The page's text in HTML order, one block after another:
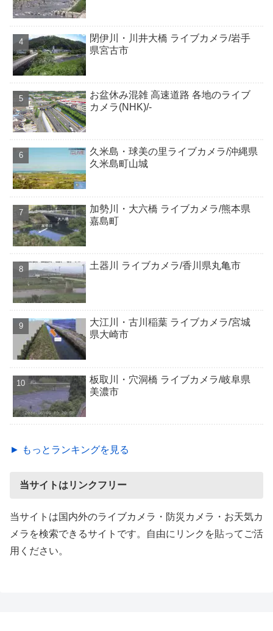
閉伊川・川井大橋 ライブカメラ/岩手
県宮古市
お盆休み混雑 高速道路 各地のライブ
カメラ(NHK)/-
久米島・球美の里ライブカメラ/沖縄県
久米島町山城
加勢川・大六橋 ライブカメラ/熊本県
嘉島町
土器川 ライブカメラ/香川県丸亀市
大江川・古川稲葉 ライブカメラ/宮城
県大崎市
板取川・穴洞橋 ライブカメラ/岐阜県
美濃市
► もっとランキングを見る
当サイトはリンクフリー
当サイトは国内外のライブカメラ・防災カメラ・お天気カ
メラを検索できるサイトです。自由にリンクを貼ってご活
用ください。